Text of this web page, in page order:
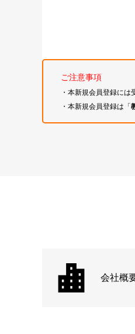
ご注意事項
・本新規会員登録には
・本新規会員登録は「
会社概